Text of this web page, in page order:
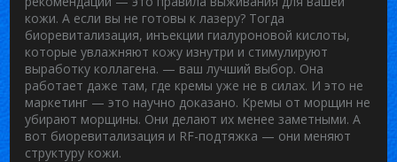
кожи. А если вы не готовы к лазеру? Тогда
биоревитализация, инъекции гиалуроновой кислоты,
которые увлажняют кожу изнутри и стимулируют
выработку коллагена. — ваш лучший выбор. Она
работает даже там, где кремы уже не в силах. И это не
маркетинг — это научно доказано. Кремы от морщин не
убирают морщины. Они делают их менее заметными. А
вот биоревитализация и RF-подтяжка — они меняют
структуру кожи.